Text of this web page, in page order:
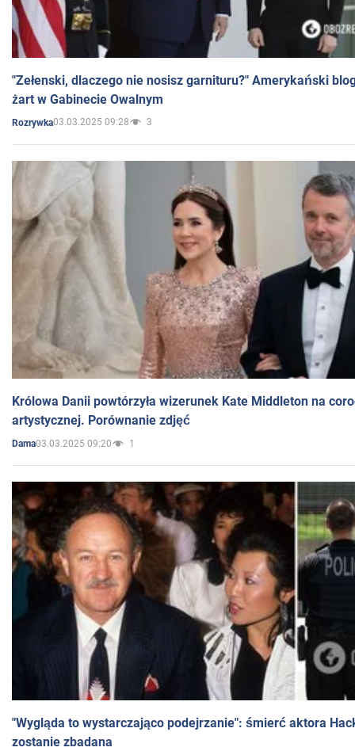
"Zełenski, dlaczego nie nosisz garnituru?" Amerykański
żart w Gabinecie Owalnym
Rozrywka03.03.2025 09:28 3
Królowa Danii powtórzyła wizerunek Kate Middleton na
artystycznej. Porównanie zdjęć
Dama03.03.2025 09:20 1
"Wygląda to wystarczająco podejrzanie": śmierć aktora
zostanie zbadana